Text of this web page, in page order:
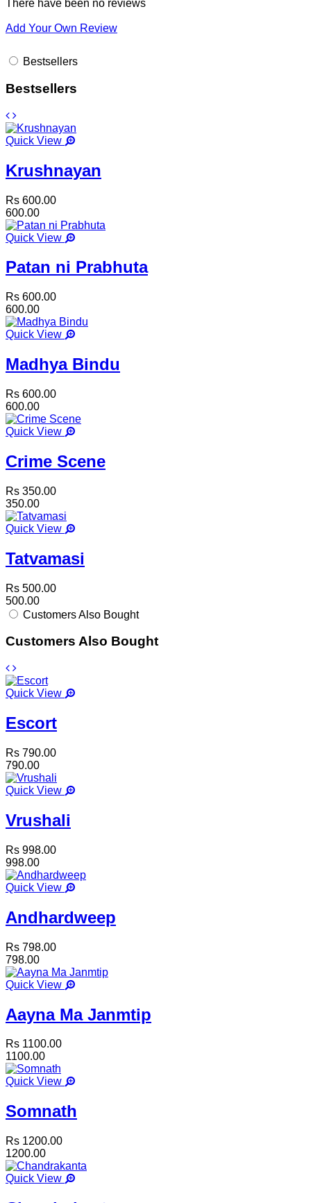
There have been no reviews
Add Your Own Review
Bestsellers
Bestsellers
Quick View
Krushnayan
Rs 600.00
600.00
Quick View
Patan ni Prabhuta
Rs 600.00
600.00
Quick View
Madhya Bindu
Rs 600.00
600.00
Quick View
Crime Scene
Rs 350.00
350.00
Quick View
Tatvamasi
Rs 500.00
500.00
Customers Also Bought
Customers Also Bought
Quick View
Escort
Rs 790.00
790.00
Quick View
Vrushali
Rs 998.00
998.00
Quick View
Andhardweep
Rs 798.00
798.00
Quick View
Aayna Ma Janmtip
Rs 1100.00
1100.00
Quick View
Somnath
Rs 1200.00
1200.00
Quick View